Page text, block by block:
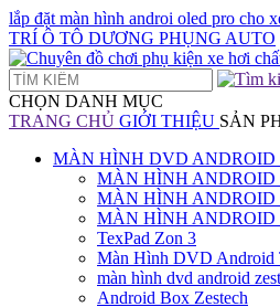
lắp đặt màn hình androi oled pro cho
TRÍ Ô TÔ DƯƠNG PHỤNG AUTO
CHỌN DANH MỤC
TRANG CHỦ GIỚI THIỆU SẢN
MÀN HÌNH DVD ANDROID
MÀN HÌNH ANDROID
MÀN HÌNH ANDROID
MÀN HÌNH ANDROID
TexPad Zon 3
Màn Hình DVD Android
màn hình dvd android
Android Box Zestech